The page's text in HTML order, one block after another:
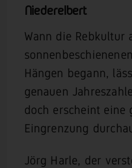
Niederelbert
Wann die Rebkultur
Hängen begann,
genauen
doch erscheint eine
Eingrenzung
Jörg Harle, der